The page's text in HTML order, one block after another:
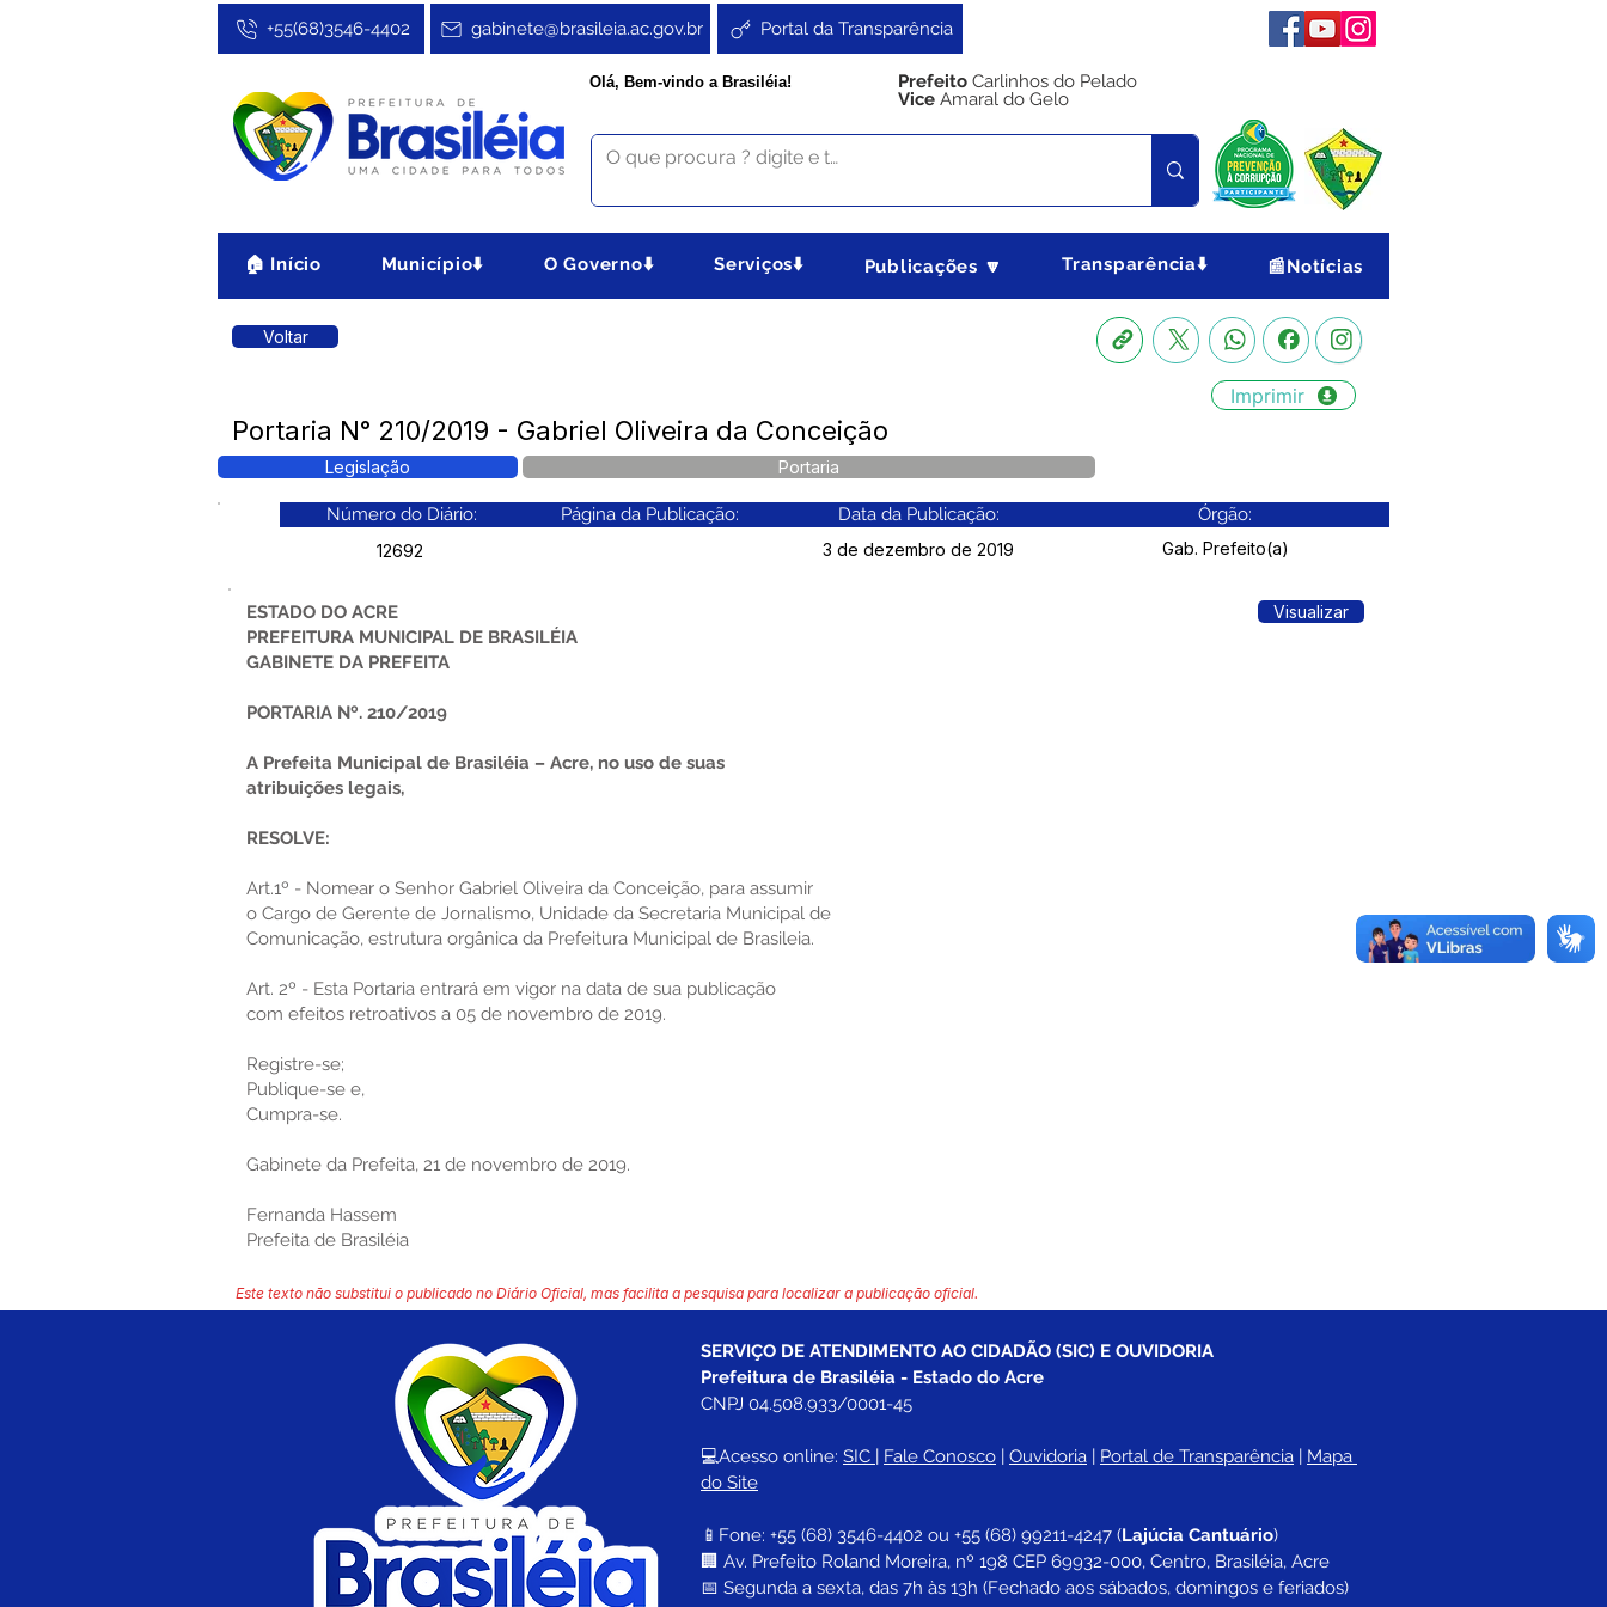
Portal da Transparência
gabinete@brasileia.ac.gov.br
+55(68)3546-4402
Olá, Bem-vindo a Brasiléia! Prefeito Carlinhos do Pelado
Vice Amaral do Gelo
🏠 Início Município⬇️ O Governo⬇️ Serviços⬇️ Publicações 🔽 Transparência⬇️ 📰Notícias
Voltar
Imprimir
Portaria N° 210/2019 - Gabriel Oliveira da Conceição
Legislação Portaria
Número do Diário: Página da Publicação: Data da Publicação: Órgão:
12692 3 de dezembro de 2019 Gab. Prefeito(a)
ESTADO DO ACRE
PREFEITURA MUNICIPAL DE BRASILÉIA
GABINETE DA PREFEITA
PORTARIA Nº. 210/2019
A Prefeita Municipal de Brasiléia – Acre, no uso de suas
atribuições legais,
RESOLVE:
Art.1º - Nomear o Senhor Gabriel Oliveira da Conceição, para assumir
o Cargo de Gerente de Jornalismo, Unidade da Secretaria Municipal de
Comunicação, estrutura orgânica da Prefeitura Municipal de Brasileia.
Art. 2º - Esta Portaria entrará em vigor na data de sua publicação
com efeitos retroativos a 05 de novembro de 2019.
Registre-se;
Publique-se e,
Cumpra-se.
Gabinete da Prefeita, 21 de novembro de 2019.
Fernanda Hassem
Prefeita de Brasiléia
Visualizar
Este texto não substitui o publicado no Diário Oficial, mas facilita a pesquisa para localizar a publicação oficial.
SERVIÇO DE ATENDIMENTO AO CIDADÃO (SIC) E OUVIDORIA
Prefeitura de Brasiléia - Estado do Acre
CNPJ 04.508.933/0001-45
💻Acesso online: SIC | Fale Conosco | Ouvidoria | Portal de Transparência | Mapa
do Site
📱Fone: +55 (68) 3546-4402 ou +55 (68) 99211-4247 (Lajúcia Cantuário)
🏢 Av. Prefeito Roland Moreira, nº 198 CEP 69932-000, Centro, Brasiléia, Acre
📅 Segunda a sexta, das 7h às 13h (Fechado aos sábados, domingos e feriados)